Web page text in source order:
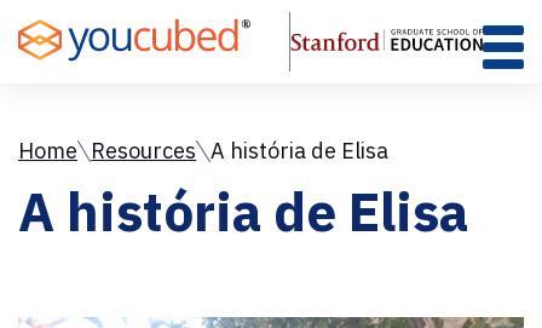
to
Content
Home Resources A história de Elisa
A história de Elisa